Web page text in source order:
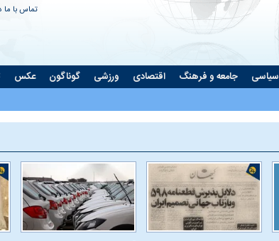
تماس با ما
سیاسی جامعه و فرهنگ اقتصادی ورزشی گوناگون عکس